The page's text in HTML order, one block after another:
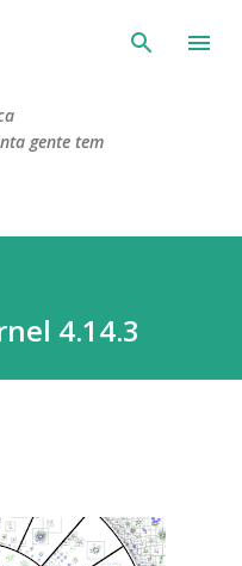
principal
gente tem
4.14.3